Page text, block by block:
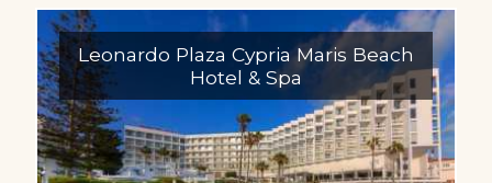
Leonardo Plaza Cypria Maris Beach
Hotel & Spa